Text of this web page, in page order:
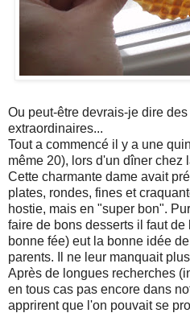
Ou peut-être devrais-je dire
extraordinaires...
Tout a commencé il y a une
même 20), lors d'un dîner chez
Cette charmante dame avait
plates, rondes, fines et
hostie, mais en "super bon".
faire de bons desserts il faut
bonne fée) eut la bonne idée
parents. Il ne leur manquait
Après de longues recherches
en tous cas pas encore dans
apprirent que l'on pouvait se